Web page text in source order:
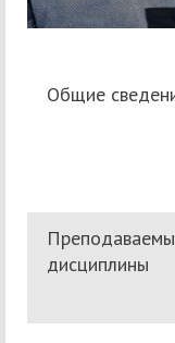
Общие
дисциплины